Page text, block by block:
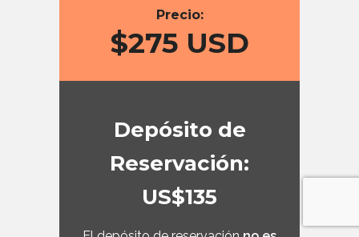
Precio:
$275 USD
Depósito de
Reservación:
US$135